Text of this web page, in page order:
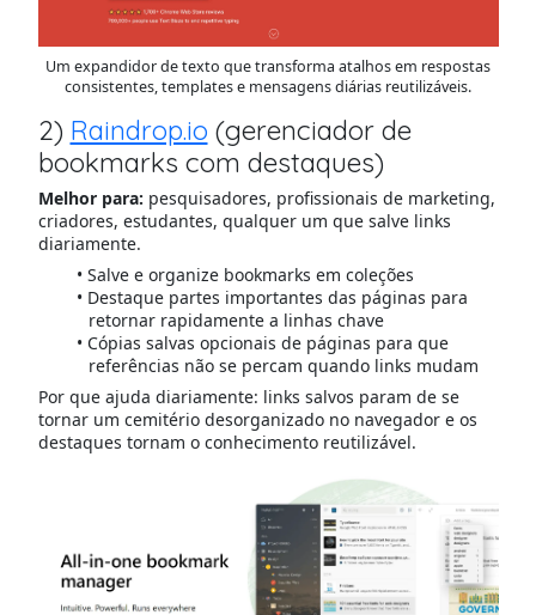
Um expandidor de texto que transforma atalhos em respostas
consistentes, templates e mensagens diárias reutilizáveis.
2) Raindrop.io (gerenciador de
bookmarks com destaques)
Melhor para: pesquisadores, profissionais de marketing,
criadores, estudantes, qualquer um que salve links
diariamente.
Salve e organize bookmarks em coleções
Destaque partes importantes das páginas para
retornar rapidamente a linhas chave
Cópias salvas opcionais de páginas para que
referências não se percam quando links mudam
Por que ajuda diariamente: links salvos param de se
tornar um cemitério desorganizado no navegador e os
destaques tornam o conhecimento reutilizável.